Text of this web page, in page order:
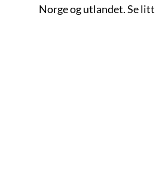
Norge og utlandet. Se